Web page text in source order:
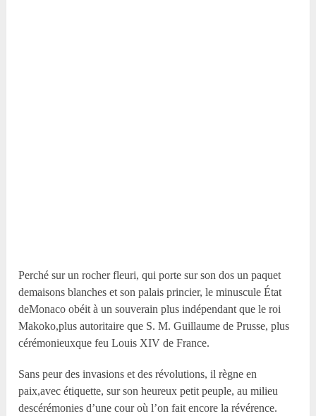
Perché sur un rocher fleuri, qui porte sur son dos un paquet
demaisons blanches et son palais princier, le minuscule État
deMonaco obéit à un souverain plus indépendant que le roi
Makoko,plus autoritaire que S. M. Guillaume de Prusse, plus
cérémonieuxque feu Louis XIV de France.
Sans peur des invasions et des révolutions, il règne en
paix,avec étiquette, sur son heureux petit peuple, au milieu
descérémonies d’une cour où l’on fait encore la révérence.